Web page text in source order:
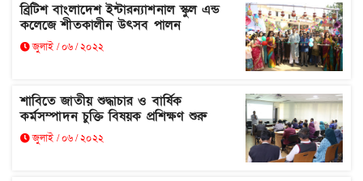
ব্রিটিশ বাংলাদেশ ইন্টারন্যাশনাল স্কুল এন্ড
কলেজে শীতকালীন উৎসব পালন
জুলাই / ০৬ / ২০২২
শাবিতে জাতীয় শুদ্ধাচার ও বার্ষিক
কর্মসম্পাদন চুক্তি বিষয়ক প্রশিক্ষণ শুরু
জুলাই / ০৬ / ২০২২